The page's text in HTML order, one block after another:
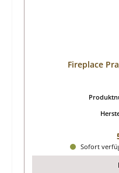
Fireplace
Sofort